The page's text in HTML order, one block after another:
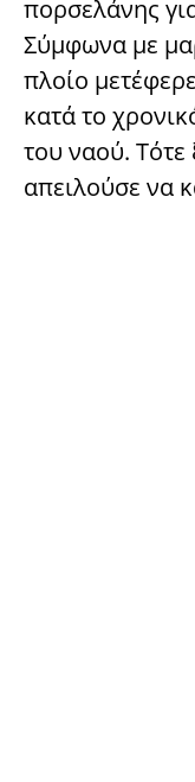
πορσελάνης
Σύμφωνα με
πλοίο
κατά το
του ναού.
απειλούσε να